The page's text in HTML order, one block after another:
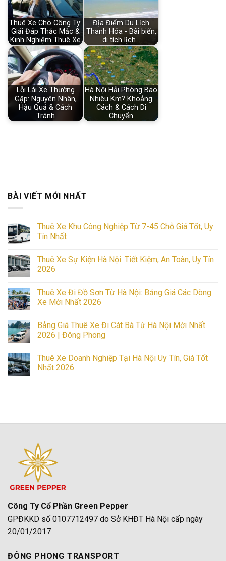
Thuê Xe Cho Công Ty:
Giải Đáp Thắc Mắc &
Kinh Nghiệm Thuê Xe
Địa Điểm Du Lịch
Thanh Hóa - Bãi biển,
di tích lịch…
Lỗi Lái Xe Thường
Gặp: Nguyên Nhân,
Hậu Quả & Cách
Tránh
Hà Nội Hải Phòng Bao
Nhiêu Km? Khoảng
Cách & Cách Di
Chuyển
BÀI VIẾT MỚI NHẤT
Thuê Xe Khu Công Nghiệp Từ 7-45 Chỗ Giá Tốt, Uy
Tín Nhất
Thuê
Xe
Nghiệp
Từ
7-
Giá
Tốt,
Uy
Thuê Xe Sự Kiện Hà Nội: Tiết Kiệm, An Toàn, Uy Tín
2026
Thuê
Xe
Hà
Nội:
Tiết
Toàn,
Uy
Tín
Thuê Xe Đi Đồ Sơn Từ Hà Nội: Bảng Giá Các Dòng
Xe Mới Nhất 2026
on
Thuê
Xe
Sơn
Từ
Hà
Nhất
Bảng Giá Thuê Xe Đi Cát Bà Từ Hà Nội Mới Nhất
2026 | Đông Phong
Bảng
Giá
Nội
2026
|
Đông
Phong
Thuê Xe Doanh Nghiệp Tại Hà Nội Uy Tín, Giá Tốt
Nhất 2026
Tại
Uy
Tín,
Giá
Tốt
Nhất
2026
Công Ty Cổ Phần Green Pepper
GPĐKKD số 0107712497 do Sở KHĐT Hà Nội cấp ngày
20/01/2017
ĐÔNG PHONG TRANSPORT